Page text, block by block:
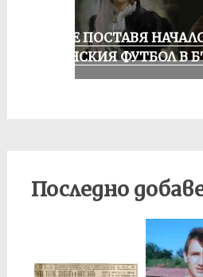
РУСЕ ПОСТАВЯ
ЖЕНСКИЯ ФУТБОЛ В
Последно